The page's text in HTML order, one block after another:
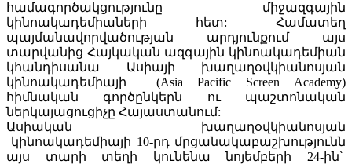
համագործակցությունը միջազգային
կինոակադեմիաների հետ: Համատեղ
պայմանավորվածության արդյունքում այս
տարվանից Հայկական ազգային կինոակադեմիան
կհանդիսանա Ասիայի խաղաղօվկիանոսյան
կինոակադեմիայի (Asia Pacific Screen Academy)
հիմնական գործընկերն ու պաշտոնական
ներկայացուցիչը Հայաստանում:
Ասիական խաղաղօվկիանոսյան
կինոակադեմիայի 10-րդ մրցանակաբաշխությունն
այս տարի տեղի կունենա նոյեմբերի 24-ին՝